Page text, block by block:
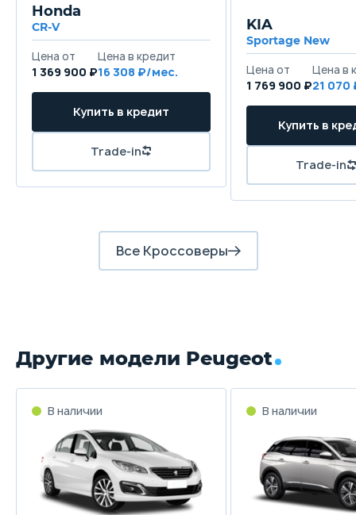
Honda
CR-V
1 369 900 ₽16 308
KIA
Sportage New
1 769 900 ₽21 070
Все Кроссоверы
Другие модели Peugeot